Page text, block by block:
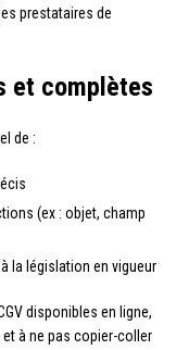
prestataires de
et complètes
de :
(ex : objet, champ
la législation en vigueur
disponibles en ligne,
à ne pas copier-coller